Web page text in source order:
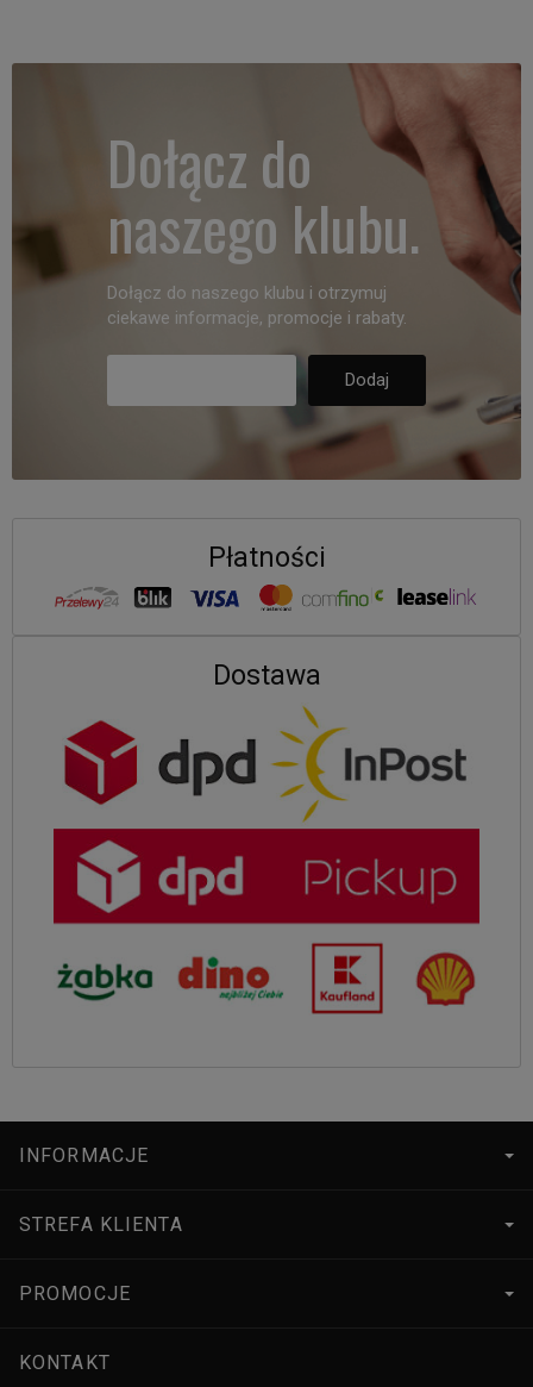
Dołącz do
naszego klubu.
Dołącz do naszego klubu i otrzymuj
ciekawe informacje, promocje i rabaty.
Płatności
Dostawa
INFORMACJE
STREFA KLIENTA
PROMOCJE
KONTAKT